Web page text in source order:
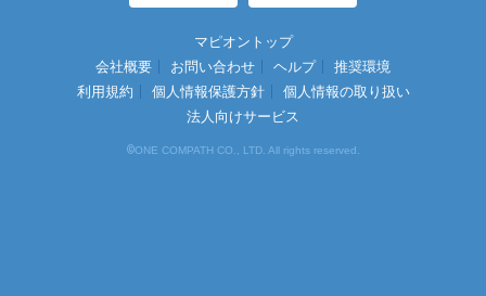
マピオントップ
会社概要
お問い合わせ ヘルプ
推奨環境
利用規約
個人情報保護方針
個人情報の取り扱い
法人向けサービス
©ONE COMPATH CO., LTD. All rights reserved.